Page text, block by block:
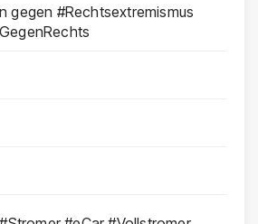
gegen #Rechtsextremismus